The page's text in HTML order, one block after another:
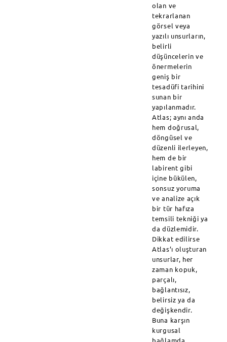
olan ve
tekrarlanan
görsel veya
yazılı unsurların,
belirli
düşüncelerin ve
önermelerin
geniş bir
tesadüfi tarihini
sunan bir
yapılanmadır.
Atlas; aynı anda
hem doğrusal,
döngüsel ve
düzenli ilerleyen,
hem de bir
labirent gibi
içine bükülen,
sonsuz yoruma
ve analize açık
bir tür hafıza
temsili tekniği ya
da düzlemidir.
Dikkat edilirse
Atlas’ı oluşturan
unsurlar, her
zaman kopuk,
parçalı,
bağlantısız,
belirsiz ya da
değişkendir.
Buna karşın
kurgusal
bağlamda